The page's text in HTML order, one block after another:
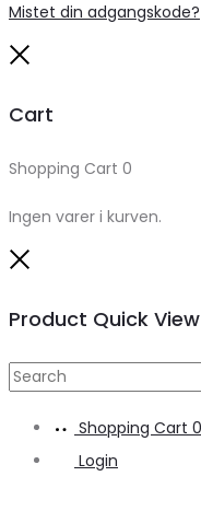
Mistet din adgangskode?
Cart
Shopping Cart 0
Ingen varer i kurven.
Product Quick View
Search
Shopping Cart 0
Login